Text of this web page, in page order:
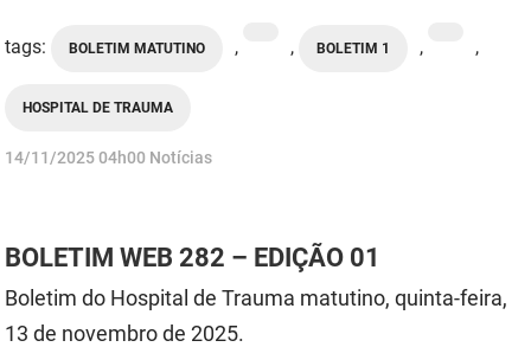
Procuradoria Geral do Estado
Turismo e Desenvolvimento Econômico
FUNESC
JUCEP
LIFESA
tags: BOLETIM MATUTINO , , BOLETIM 1 , ,
HOSPITAL DE TRAUMA
publicado
14/11/202504h00 Notícias
BOLETIM WEB 282 – EDIÇÃO 01
Boletim do Hospital de Trauma matutino, quinta-feira,
13 de novembro de 2025.